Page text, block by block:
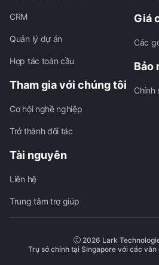
CRM
Quản lý dự án
Hợp tác toàn cầu
Tham gia với chúng tôi
Cơ hội nghề nghiệp
Trở thành đối tác
Tài nguyên
Liên hệ
Trung tâm trợ giúp
Giá
Các
Bảo
Chính
2026 Lark
Trụ sở chính tại Singapore với các